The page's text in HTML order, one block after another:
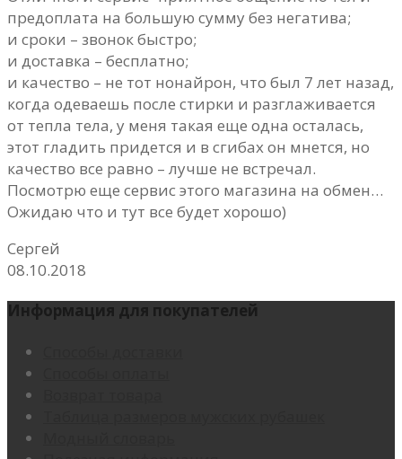
предоплата на большую сумму без негатива;
и сроки – звонок быстро;
и доставка – бесплатно;
и качество – не тот нонайрон, что был 7 лет назад,
когда одеваешь после стирки и разглаживается
от тепла тела, у меня такая еще одна осталась,
этот гладить придется и в сгибах он мнется, но
качество все равно – лучше не встречал.
Посмотрю еще сервис этого магазина на обмен…
Ожидаю что и тут все будет хорошо)
Сергей
08.10.2018
Информация для покупателей